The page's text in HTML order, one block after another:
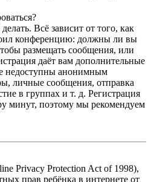
Всё зависит от того, как
конференцию: должны ли вы
размещать сообщения, или
даёт вам дополнительные
недоступны анонимным
личные сообщения, отправка
в группах и т. д. Регистрация
минут, поэтому мы рекомендуем
Privacy Protection Act of 1998),
прав ребёнка в интернете от